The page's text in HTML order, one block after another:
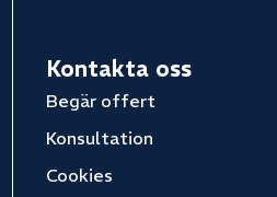
Kontakta oss
Begär offert
Konsultation
Cookies